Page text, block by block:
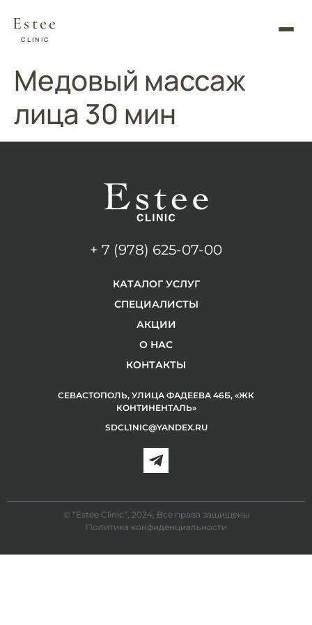
Estee
CLINIC
Медовый массаж
лица 30 мин
КАТАЛОГ УСЛУГ
СПЕЦИАЛИСТЫ
АКЦИИ
О НАС
КОНТАКТЫ
+ 7 (978) 625-07-00
СЕВАСТОПОЛЬ, УЛИЦА ФАДЕЕВА 46Б, «ЖК
КОНТИНЕНТАЛЬ»
SDCL1NIC@YANDEX.RU
© “Estee Clinic”, 2024, Все права защищены
Политика конфиденциальности